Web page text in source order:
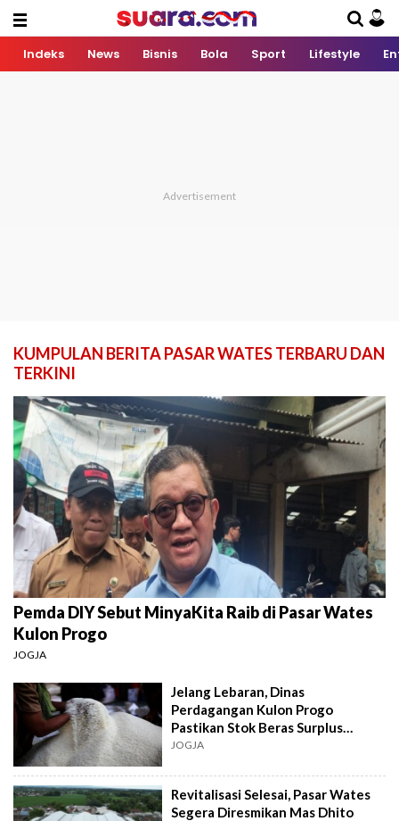
Indeks News Bisnis Bola Sport Lifestyle
KUMPULAN BERITA PASAR WATES TERBARU DAN
TERKINI
Pemda DIY Sebut MinyaKita Raib di Pasar Wates
Kulon Progo
JOGJA
Jelang Lebaran, Dinas
Perdagangan Kulon Progo
Pastikan Stok Beras Surplus
10.167 Ton
JOGJA
Revitalisasi Selesai, Pasar Wates
Segera Diresmikan Mas Dhito